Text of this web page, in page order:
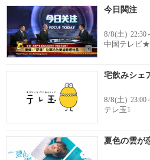
今日関注
8/8(土) 22:30
中国テレビ
宅飲みシェ
8/8(土) 23:00
テレ玉1
夏色の雲が